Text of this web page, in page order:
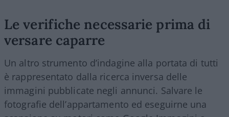
Le verifiche necessarie prima di
versare caparre
Un altro strumento d’indagine alla portata di tutti
è rappresentato dalla ricerca inversa delle
immagini pubblicate negli annunci. Salvare le
fotografie dell’appartamento ed eseguirne una